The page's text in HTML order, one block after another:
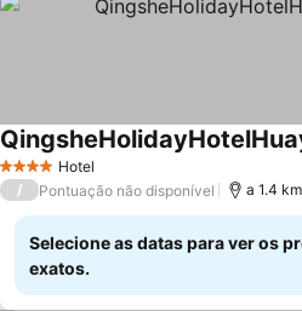
4 EstrelasHotel
/ Pontuação não disponível a 1.4
Selecione as datas para ver os
exatos.